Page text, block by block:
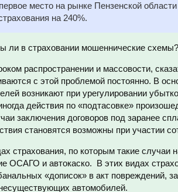
место на рынке Пензенской
на 240%.
ли в страховании мошеннические схемы?
распространении и массовости,
с этой проблемой постоянно. В
возникают при урегулировании
действия по «подтасовке»
заключения договоров под заранее
становятся возможны при участии
страхования, по которым такие случаи
ОСАГО и автокаско. В этих видах
«дописок» в акт повреждений,
автомобилей.